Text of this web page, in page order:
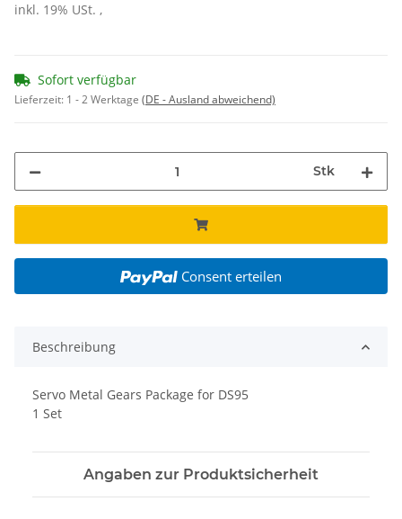
inkl. 19% USt. ,
Sofort verfügbar
Lieferzeit: 1 - 2 Werktage (DE - Ausland abweichend)
Stk
Consent erteilen
Beschreibung
Servo Metal Gears Package for DS95
1 Set
Angaben zur Produktsicherheit